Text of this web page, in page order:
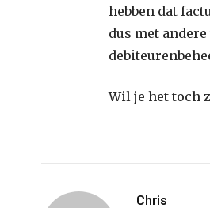
hebben dat
dus met
Wil je het toch
Chris